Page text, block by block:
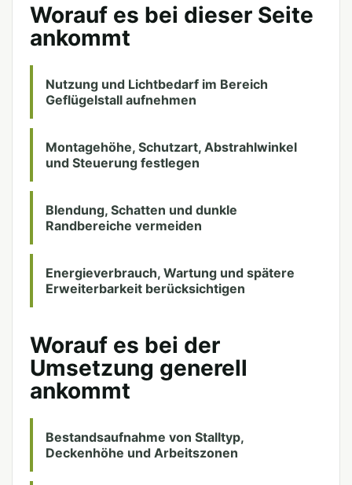
Worauf es bei dieser Seite
ankommt
Nutzung und Lichtbedarf im Bereich
Geflügelstall aufnehmen
Montagehöhe, Schutzart, Abstrahlwinkel
und Steuerung festlegen
Blendung, Schatten und dunkle
Randbereiche vermeiden
Energieverbrauch, Wartung und spätere
Erweiterbarkeit berücksichtigen
Worauf es bei der
Umsetzung generell
ankommt
Bestandsaufnahme von Stalltyp,
Deckenhöhe und Arbeitszonen